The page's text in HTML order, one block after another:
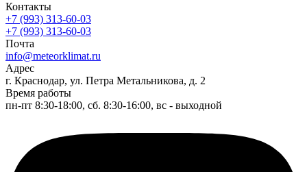
Контакты
+7 (993) 313-60-03
+7 (993) 313-60-03
Почта
info@meteorklimat.ru
Адрес
г. Краснодар, ул. Петра Метальникова, д. 2
Время работы
пн-пт 8:30-18:00, сб. 8:30-16:00, вс - выходной